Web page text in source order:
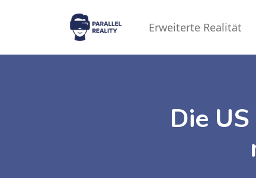
Erweiterte Realität
Die